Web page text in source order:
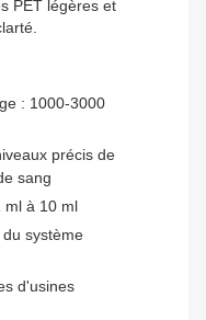
PET légères et
: 1000-3000
précis de
sang
ml à 10 ml
système
d'usines